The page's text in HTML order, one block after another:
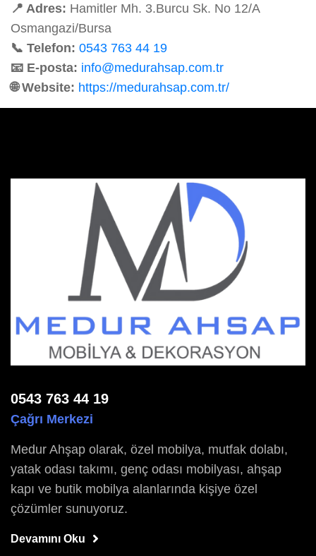
📍 Adres: Hamitler Mh. 3.Burcu Sk. No 12/A
Osmangazi/Bursa
📞 Telefon: 0543 763 44 19
📧 E-posta: info@medurahsap.com.tr
🌐 Website: https://medurahsap.com.tr/
0543 763 44 19
Çağrı Merkezi
Medur Ahşap olarak, özel mobilya, mutfak dolabı,
yatak odası takımı, genç odası mobilyası, ahşap
kapı ve butik mobilya alanlarında kişiye özel
çözümler sunuyoruz.
Devamını Oku